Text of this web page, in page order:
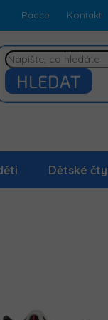
Rádce Kontakt
HLEDAT
Dětské